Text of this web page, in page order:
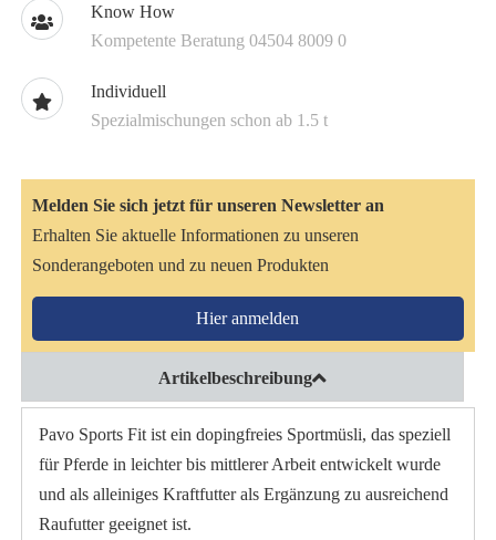
Know How
Kompetente Beratung 04504 8009 0
Individuell
Spezialmischungen schon ab 1.5 t
Melden Sie sich jetzt für unseren Newsletter an
Erhalten Sie aktuelle Informationen zu unseren
Sonderangeboten und zu neuen Produkten
Hier anmelden
Artikelbeschreibung
Pavo Sports Fit ist ein dopingfreies Sportmüsli, das speziell
für Pferde in leichter bis mittlerer Arbeit entwickelt wurde
und als alleiniges Kraftfutter als Ergänzung zu ausreichend
Raufutter geeignet ist.